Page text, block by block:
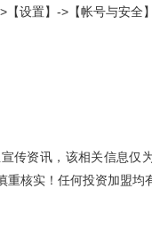
设置】->【帐号与安全
传资讯，该相关信息仅
核实！任何投资加盟均